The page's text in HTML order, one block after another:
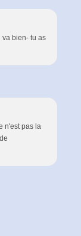
bien- tu as
n'est pas la